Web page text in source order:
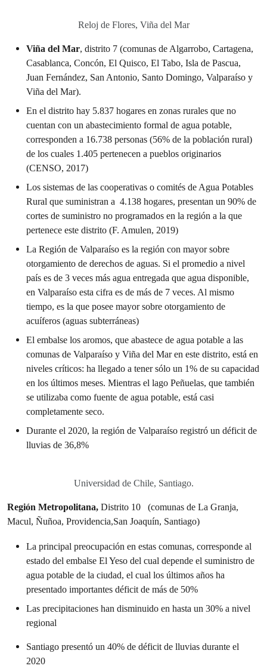
Reloj de Flores, Viña del Mar
Viña del Mar, distrito 7 (comunas de Algarrobo, Cartagena,
Casablanca, Concón, El Quisco, El Tabo, Isla de Pascua,
Juan Fernández, San Antonio, Santo Domingo, Valparaíso y
Viña del Mar).
En el distrito hay 5.837 hogares en zonas rurales que no
cuentan con un abastecimiento formal de agua potable,
corresponden a 16.738 personas (56% de la población rural)
de los cuales 1.405 pertenecen a pueblos originarios
(CENSO, 2017)
Los sistemas de las cooperativas o comités de Agua Potables
Rural que suministran a 4.138 hogares, presentan un 90% de
cortes de suministro no programados en la región a la que
pertenece este distrito (F. Amulen, 2019)
La Región de Valparaíso es la región con mayor sobre
otorgamiento de derechos de aguas. Si el promedio a nivel
país es de 3 veces más agua entregada que agua disponible,
en Valparaíso esta cifra es de más de 7 veces. Al mismo
tiempo, es la que posee mayor sobre otorgamiento de
acuíferos (aguas subterráneas)
El embalse los aromos, que abastece de agua potable a las
comunas de Valparaíso y Viña del Mar en este distrito, está en
niveles críticos: ha llegado a tener sólo un 1% de su capacidad
en los últimos meses. Mientras el lago Peñuelas, que también
se utilizaba como fuente de agua potable, está casi
completamente seco.
Durante el 2020, la región de Valparaíso registró un déficit de
lluvias de 36,8%
Universidad de Chile, Santiago.
Región Metropolitana, Distrito 10
(comunas de La Granja,
Macul, Ñuñoa, Providencia,San Joaquín, Santiago)
La principal preocupación en estas comunas, corresponde al
estado del embalse El Yeso del cual depende el suministro de
agua potable de la ciudad, el cual los últimos años ha
presentado importantes déficit de más de 50%
Las precipitaciones han disminuido en hasta un 30% a nivel
regional
Santiago presentó un 40% de déficit de lluvias durante el
2020